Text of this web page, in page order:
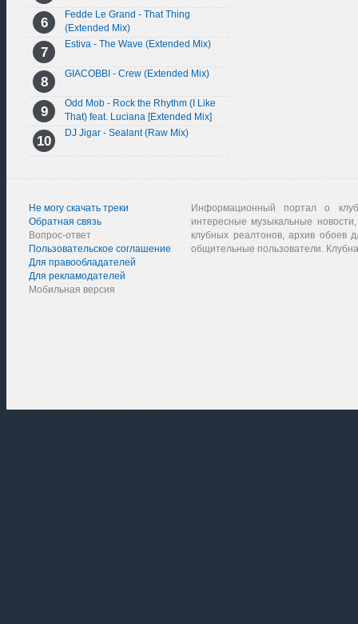
Fedde Le Grand - That Thing
(Extended Mix)
Estiva - The Wave (Extended Mix)
GIACOBBI - Crew (Extended Mix)
Odd Mob - Rock the Rhythm (I Like
That) feat. Luciana [Extended Mix]
DJ Jigar - Sealant (Raw Mix)
Не могу скачать треки
Обратная связь
Вопрос-ответ
Пользовательское соглашение
Для правообладателей
Для рекламодателей
Мобильная версия
Информационный портал о
интересные музыкальные
клубных реалтонов, архив обоев
общительные пользователи.